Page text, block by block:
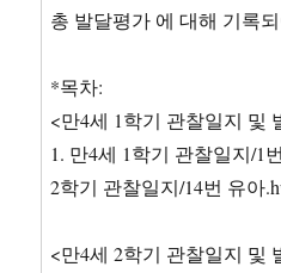
총 발달평가 에 대해 기록
*목차:
<만4세 1학기 관찰일지 및
1. 만4세 1학기 관찰일지/1
2학기 관찰일지/14번 유아
<만4세 2학기 관찰일지 및